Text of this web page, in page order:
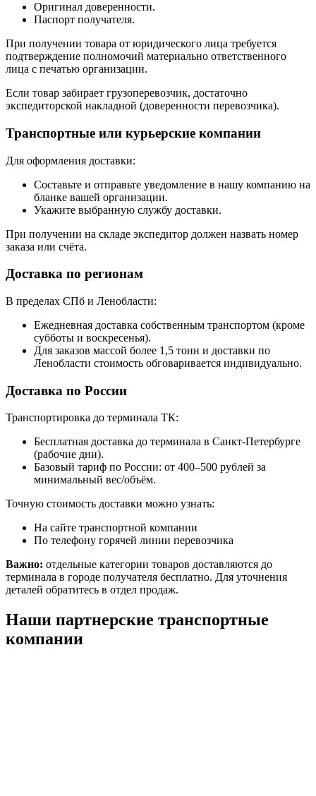
Оригинал доверенности.
Паспорт получателя.
При получении товара от юридического лица требуется
подтверждение полномочий материально ответственного
лица с печатью организации.
Если товар забирает грузоперевозчик, достаточно
экспедиторской накладной (доверенности перевозчика).
Транспортные или курьерские компании
Для оформления доставки:
Составьте и отправьте уведомление в нашу компанию на
бланке вашей организации.
Укажите выбранную службу доставки.
При получении на складе экспедитор должен назвать номер
заказа или счёта.
Доставка по регионам
В пределах СПб и Ленобласти:
Ежедневная доставка собственным транспортом (кроме
субботы и воскресенья).
Для заказов массой более 1,5 тонн и доставки по
Ленобласти стоимость обговаривается индивидуально.
Доставка по России
Транспортировка до терминала ТК:
Бесплатная доставка до терминала в Санкт-Петербурге
(рабочие дни).
Базовый тариф по России: от 400–500 рублей за
минимальный вес/объём.
Точную стоимость доставки можно узнать:
На сайте транспортной компании
По телефону горячей линии перевозчика
Важно: отдельные категории товаров доставляются до
терминала в городе получателя бесплатно. Для уточнения
деталей обратитесь в отдел продаж.
Наши партнерские транспортные
компании